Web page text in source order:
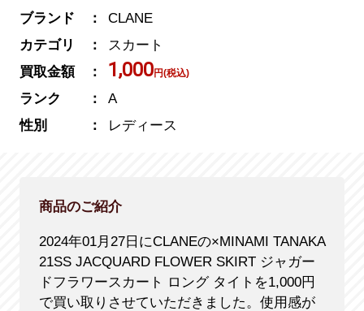
ブランド
CLANE
カテゴリ
スカート
買取金額
1,000円(税込)
ランク
A
性別
レディース
商品のご紹介
2024年01月27日にCLANEの×MINAMI TANAKA
21SS JACQUARD FLOWER SKIRT ジャガー
ドフラワースカート ロング タイトを1,000円
で買い取りさせていただきました。使用感が